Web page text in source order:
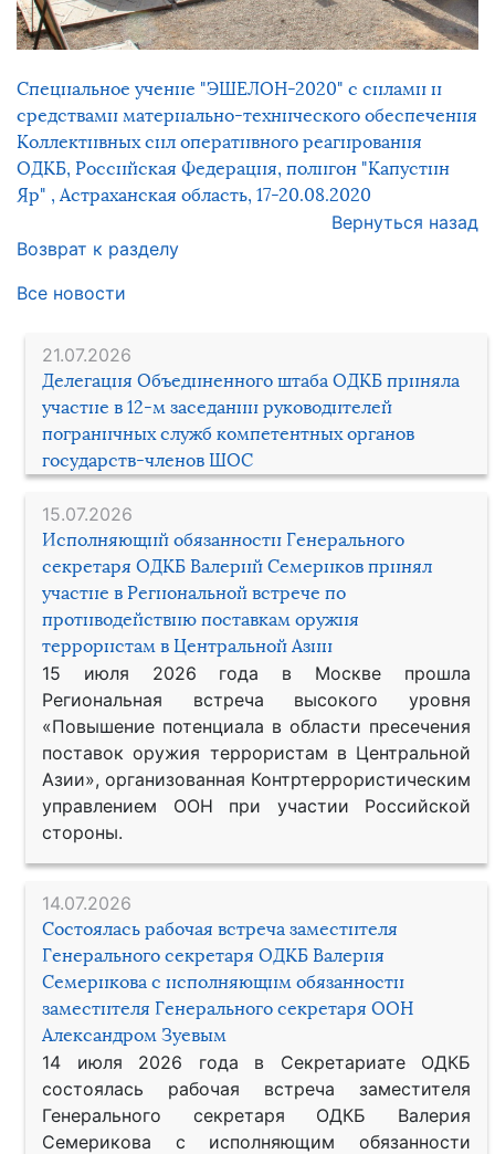
21.07.2026
Делегация Объединенного штаба ОДКБ приняла
участие в 12-м заседании руководителей
пограничных служб компетентных органов
государств-членов ШОС
15.07.2026
Исполняющий обязанности Генерального
секретаря ОДКБ Валерий Семериков принял
участие в Региональной встрече по
противодействию поставкам оружия
террористам в Центральной Азии
15 июля 2026 года в Москве прошла
Региональная встреча высокого уровня
«Повышение потенциала в области пресечения
поставок оружия террористам в Центральной
Азии», организованная Контртеррористическим
управлением ООН при участии Российской
стороны.
14.07.2026
Состоялась рабочая встреча заместителя
Генерального секретаря ОДКБ Валерия
Семерикова с исполняющим обязанности
заместителя Генерального секретаря ООН
Александром Зуевым
14 июля 2026 года в Секретариате ОДКБ
состоялась рабочая встреча заместителя
Генерального секретаря ОДКБ Валерия
Семерикова с исполняющим обязанности
Специальное учение "ЭШЕЛОН-2020" с силами и
средствами материально-технического обеспечения
Коллективных сил оперативного реагирования
ОДКБ, Российская Федерация, полигон "Капустин
Яр" , Астраханская область, 17-20.08.2020
Вернуться назад
Возврат к разделу
Все новости